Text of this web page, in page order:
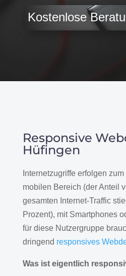
Kostenlose
Responsive
Hüfingen
Internetzugriffe erfolgen
mobilen Bereich (der Anteil
gesamten Internet-Traffic
Prozent), mit Smartphones
für diese Nutzergruppe
dringend responsives
Was ist eigentlich